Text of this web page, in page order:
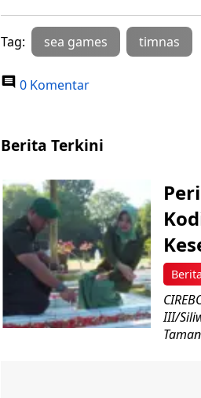
Tag: sea games timnas
0 Komentar
Berita Terkini
Berita
III/